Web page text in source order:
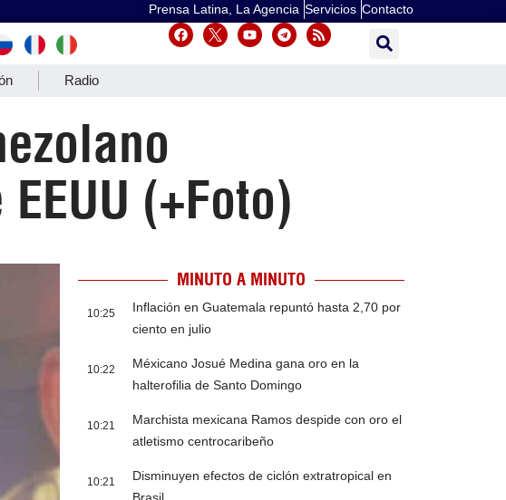
Prensa Latina, La Agencia Servicios Contacto
Radio
(+Foto)
MINUTO A MINUTO
10:25
Inflación en Guatemala repuntó hasta 2,70 por
ciento en julio
10:22
Méxicano Josué Medina gana oro en la
halterofilia de Santo Domingo
10:21
Marchista mexicana Ramos despide con oro el
atletismo centrocaribeño
10:21
Disminuyen efectos de ciclón extratropical en